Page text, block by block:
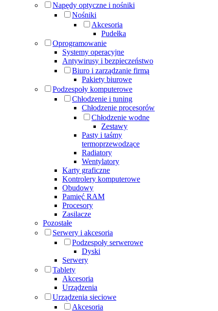
Napędy optyczne i nośniki
Nośniki
Akcesoria
Pudełka
Oprogramowanie
Systemy operacyjne
Antywirusy i bezpieczeństwo
Biuro i zarządzanie firmą
Pakiety biurowe
Podzespoły komputerowe
Chłodzenie i tuning
Chłodzenie procesorów
Chłodzenie wodne
Zestawy
Pasty i taśmy
termoprzewodzące
Radiatory
Wentylatory
Karty graficzne
Kontrolery komputerowe
Obudowy
Pamięć RAM
Procesory
Zasilacze
Pozostałe
Serwery i akcesoria
Podzespoły serwerowe
Dyski
Serwery
Tablety
Akcesoria
Urządzenia
Urządzenia sieciowe
Akcesoria